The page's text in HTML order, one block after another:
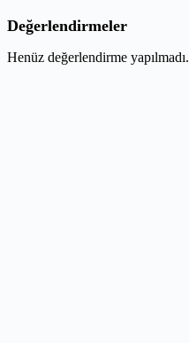
Değerlendirmeler
Henüz değerlendirme yapılmadı.